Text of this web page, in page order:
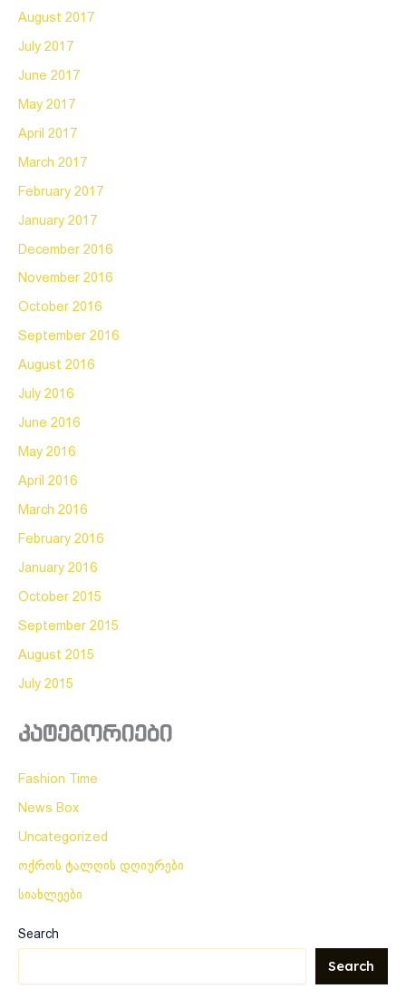
August 2017
July 2017
June 2017
May 2017
April 2017
March 2017
February 2017
January 2017
December 2016
November 2016
October 2016
September 2016
August 2016
July 2016
June 2016
May 2016
April 2016
March 2016
February 2016
January 2016
October 2015
September 2015
August 2015
July 2015
კატეგორიები
Fashion Time
News Box
Uncategorized
ოქროს ტალღის დღიურები
სიახლეები
Search
Search